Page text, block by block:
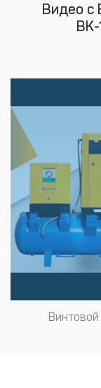
Видео с